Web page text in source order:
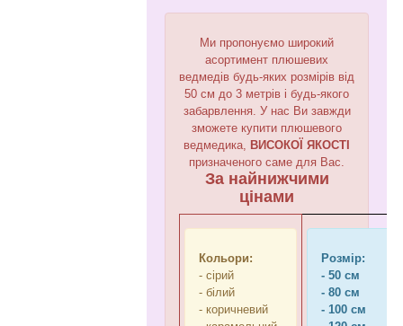
Ми пропонуємо широкий
асортимент плюшевих
ведмедів будь-яких розмірів від
50 см до 3 метрів і будь-якого
забарвлення. У нас Ви завжди
зможете купити плюшевого
ведмедика, ВИСОКОЇ ЯКОСТІ
призначеного саме для Вас.
За найнижчими
цінами
Кольори:
- сірий
- білий
- коричневий
Розмір:
- 50 см
- 80 см
- 100 см